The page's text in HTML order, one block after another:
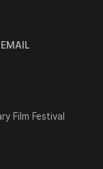
Film Festival